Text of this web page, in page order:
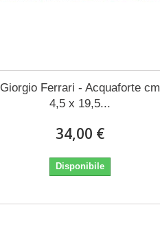
Giorgio Ferrari - Acquaforte cm
4,5 x 19,5...
34,00 €
Disponibile